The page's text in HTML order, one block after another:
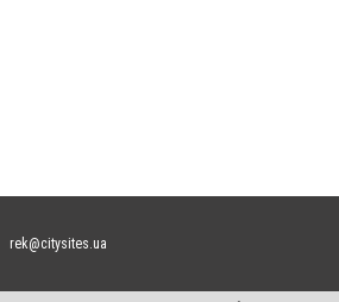
rek@citysites.ua